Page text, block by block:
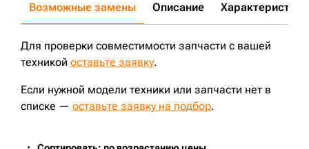
Возможные замены Описание Характеристики
Для проверки совместимости запчасти с вашей
техникой оставьте заявку.
Если нужной модели техники или запчасти нет в
списке — оставьте заявку на подбор.